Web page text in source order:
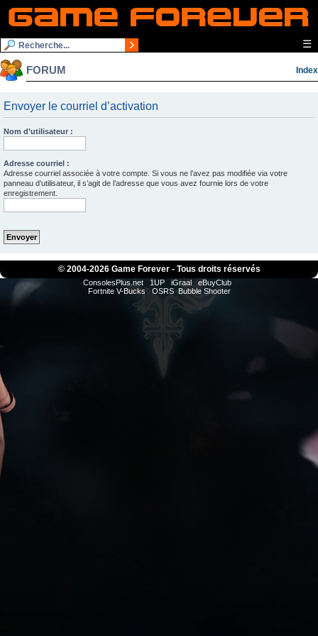
☰
FORUM Index
Envoyer le courriel d’activation
Nom d’utilisateur :
Adresse courriel :
Adresse courriel associée à votre compte. Si vous ne l’avez pas modifiée via votre
panneau d’utilisateur, il s’agit de l’adresse que vous avez fournie lors de votre
enregistrement.
© 2004-2026 Game Forever - Tous droits réservés
ConsolesPlus.net 1UP iGraal
eBuyClub
Fortnite V-Bucks
OSRS Bubble Shooter